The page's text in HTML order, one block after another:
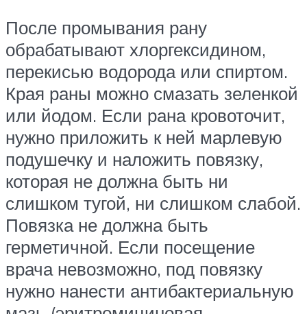
После промывания рану
обрабатывают хлоргексидином,
перекисью водорода или спиртом.
Края раны можно смазать зеленкой
или йодом. Если рана кровоточит,
нужно приложить к ней марлевую
подушечку и наложить повязку,
которая не должна быть ни
слишком тугой, ни слишком слабой.
Повязка не должна быть
герметичной. Если посещение
врача невозможно, под повязку
нужно нанести антибактериальную